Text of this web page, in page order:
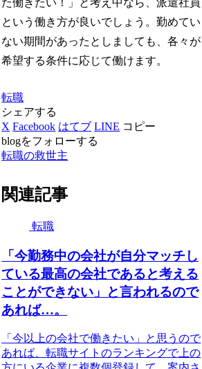
た働きたい！」と考え中なら、派遣社員
という働き方が良いでしょう。勤めてい
ない期間があったとしましても、各々が
希望する条件に応じて働けます。
転職
シェアする
X Facebook はてブ LINE コピー
blogをフォローする
転職の救世主
関連記事
転職
「今勤務中の会社が自分マッチし
ている最高の会社であると考える
ことができない」と言われるので
あれば…。
「今以上の会社で働きたい」と思うので
あれば、転職サイトのランキングで上の